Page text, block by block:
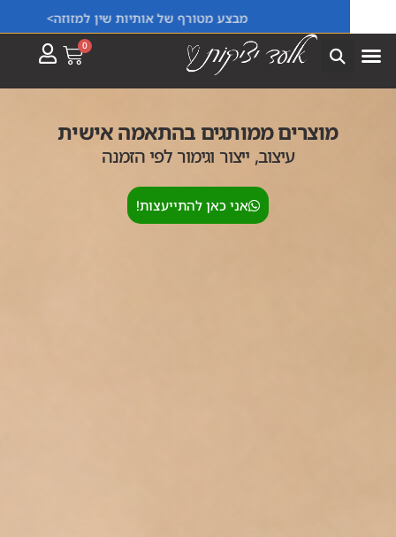
מבצע מטורף של אותיות שין למזוזה>
ייצור פריטים בהתאמה אישית למוסדות וחברות!
מוצרים ממותגים בהתאמה אישית
עיצוב, ייצור וגימור לפי הזמנה
אני כאן להתייעצות!